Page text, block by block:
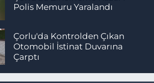
Polis Memuru Yaralandı
Çorlu'da Kontrolden Çıkan
Otomobil İstinat Duvarına
Çarptı